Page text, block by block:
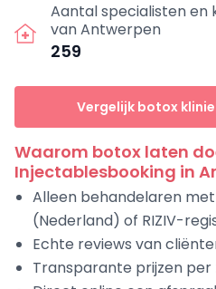
Aantal specialisten en
van Antwerpen
259
Vergelijk botox
Waarom botox laten
Injectablesbooking in
Alleen behandelaren
(Nederland) of RIZIV-
Echte reviews van
Transparante prijzen per